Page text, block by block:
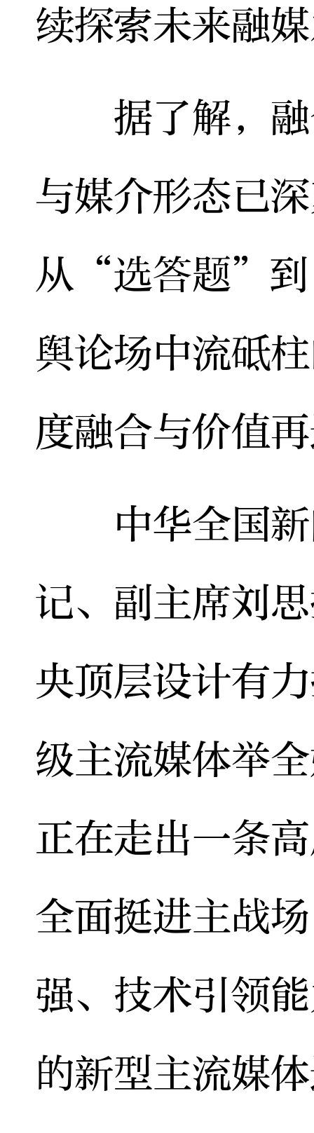
续探索未来融
据了解，融
与媒介形态已
从“选答题”
舆论场中流砥
度融合与价值
中华全国新
记、副主席刘
央顶层设计有
级主流媒体举
正在走出一条
全面挺进主战
强、技术引领
的新型主流媒